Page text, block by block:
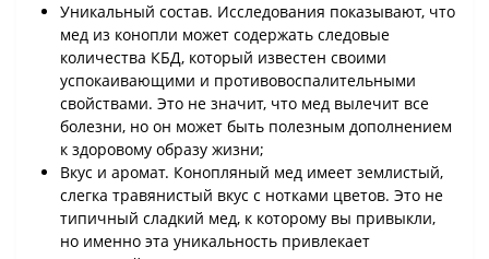
Уникальный состав. Исследования показывают, что
мед из конопли может содержать следовые
количества КБД, который известен своими
успокаивающими и противовоспалительными
свойствами. Это не значит, что мед вылечит все
болезни, но он может быть полезным дополнением
к здоровому образу жизни;
Вкус и аромат. Конопляный мед имеет землистый,
слегка травянистый вкус с нотками цветов. Это не
типичный сладкий мед, к которому вы привыкли,
но именно эта уникальность привлекает